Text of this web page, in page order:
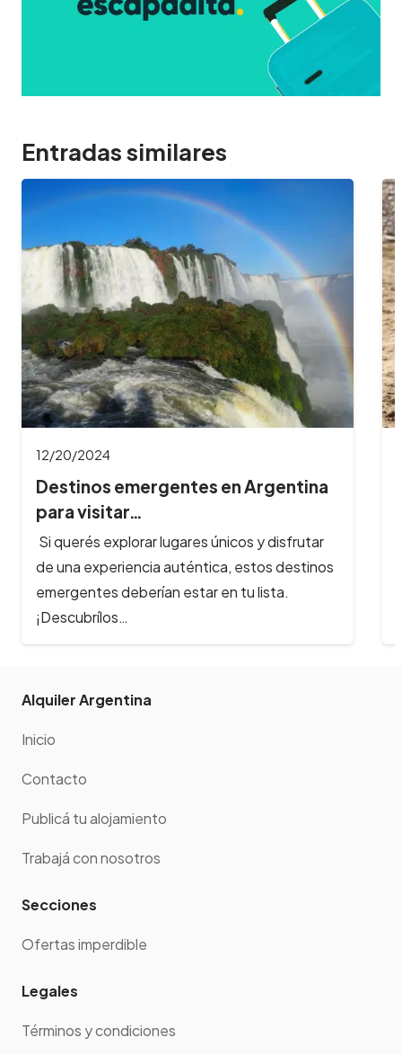
Entradas similares
12/20/2024
Destinos emergentes en Argentina
para visitar…
Si querés explorar lugares únicos y disfrutar
de una experiencia auténtica, estos destinos
emergentes deberían estar en tu lista.
¡Descubrílos…
Alquiler Argentina
Inicio
Contacto
Publicá tu alojamiento
Trabajá con nosotros
Secciones
Ofertas imperdible
Legales
Términos y condiciones